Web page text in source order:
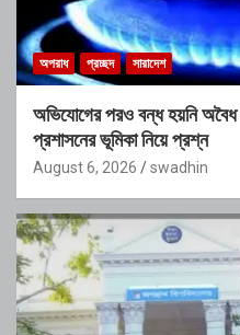
অপরাধ প্রচ্ছদ সারাদেশ
অভিযোগের পরও বন্ধ হয়নি
প্রশাসনের ভূমিকা নিয়ে প্রশ্ন
August 6, 2026 swadhin